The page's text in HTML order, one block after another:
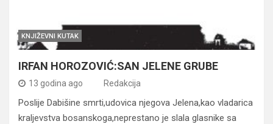
KNJIŽEVNI KUTAK
IRFAN HOROZOVIĆ:SAN JELENE GRUBE
13 godina ago Redakcija
Poslije Dabišine smrti,udovica njegova Jelena,kao vladarica
kraljevstva bosanskoga,neprestano je slala glasnike sa